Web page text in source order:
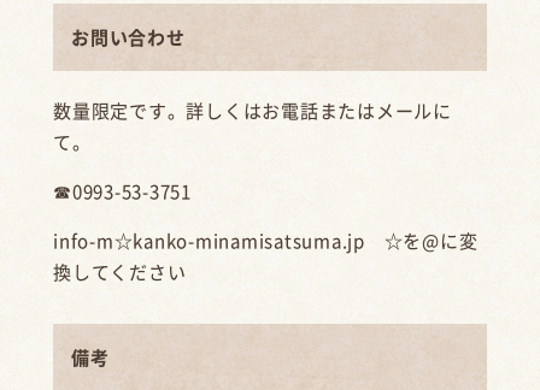
お問い合わせ
数量限定です。詳しくはお電話またはメールに
て。
☎0993-53-3751
info-m☆kanko-minamisatsuma.jp ☆を@に変
換してください
備考